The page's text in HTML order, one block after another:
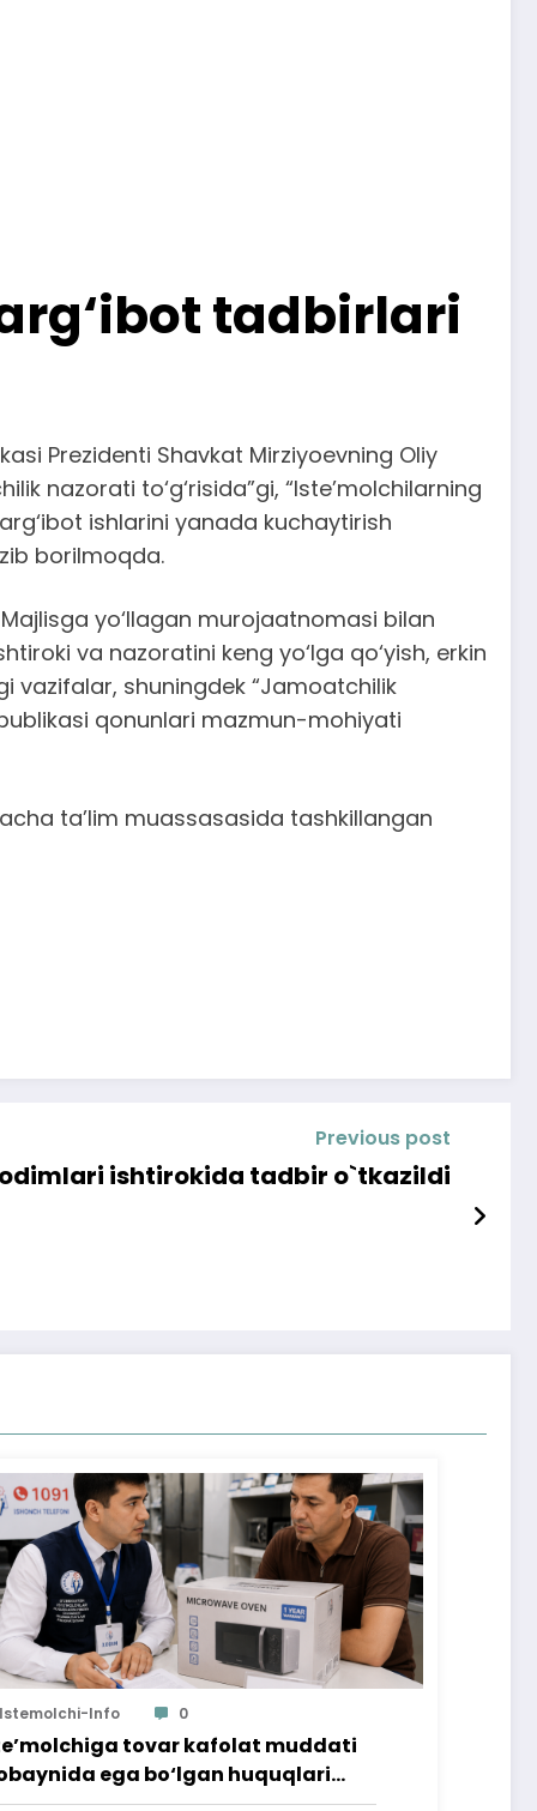
tadbirlari
Prezidenti Shavkat Mirziyoevning Oliy
nazorati to‘g‘risida”gi, “Iste’molchilarning
ishlarini yanada kuchaytirish
borilmoqda.
yo‘llagan murojaatnomasi bilan
va nazoratini keng yo‘lga qo‘yish, erkin
shuningdek “Jamoatchilik
qonunlari mazmun-mohiyati
ta’lim muassasasida tashkillangan
Previous post
ishtirokida tadbir o`tkazildi
Istemolchi-Info 0
tovar kafolat muddati
ega bo‘lgan huquqlari
berildi